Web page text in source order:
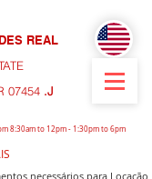
REAL
07454 .J
8:30am to 12pm - 1:30pm to 6pm
necessários para Locação